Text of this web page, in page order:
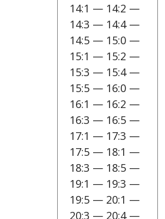
14:1 — 14:2 —
14:3 — 14:4 —
14:5 — 15:0 —
15:1 — 15:2 —
15:3 — 15:4 —
15:5 — 16:0 —
16:1 — 16:2 —
16:3 — 16:5 —
17:1 — 17:3 —
17:5 — 18:1 —
18:3 — 18:5 —
19:1 — 19:3 —
19:5 — 20:1 —
20:3 — 20:4 —